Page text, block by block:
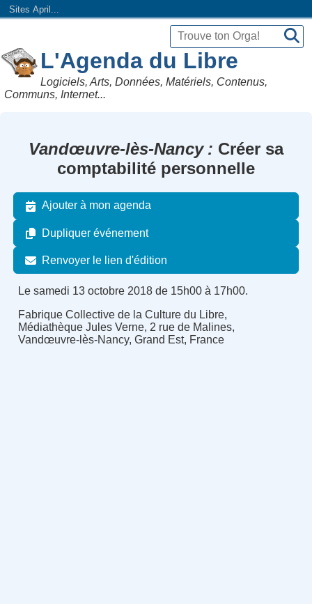
Sites April...
L'Agenda du Libre
Logiciels, Arts, Données, Matériels, Contenus,
Communs, Internet...
Vandœuvre-lès-Nancy
Créer sa
comptabilité personnelle
Ajouter à mon agenda
Dupliquer événement
Renvoyer le lien d'édition
Le samedi 13 octobre 2018 de 15h00 à 17h00.
Fabrique Collective de la Culture du Libre,
Médiathèque Jules Verne, 2 rue de Malines,
Vandœuvre-lès-Nancy, Grand Est, France